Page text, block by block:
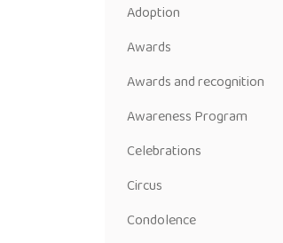
Adoption
Awards
Awards and recognition
Awareness Program
Celebrations
Circus
Condolence